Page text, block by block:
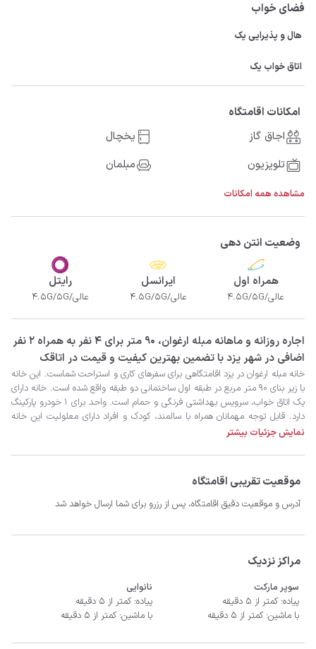
فضای خواب
هال و پذیرایی یک
اتاق خواب یک
امکانات اقامتگاه
اجاق گاز
یخچال
تلویزیون
مبلمان
مشاهده همه امکانات
وضعیت انتن دهی
همراه اول
عالی/4.5G/5G
ایرانسل
عالی/4.5G/5G
رایتل
عالی/4.5G/5G
‫‫اجاره روزانه و ماهانه مبله ارغوان، 90 متر برای 4 نفر به همراه 2 نفر
اضافی در شهر یزد با تضمین بهترین کیفیت و قیمت در اتاقک
- سیستم سرمایشی کولر آبی و گرمایشی بخاری گازی
نمایش جزئیات بیشتر
موقعیت تقریبی اقامتگاه
آدرس و موقعیت دقیق اقامتگاه، پس از رزرو برای شما ارسال خواهد شد
مراکز نزدیک
سوپر مارکت
پیاده: کمتر از 5 دقیقه
با ماشین: کمتر از 5 دقیقه
نانوایی
پیاده: کمتر از 5 دقیقه
با ماشین: کمتر از 5 دقیقه